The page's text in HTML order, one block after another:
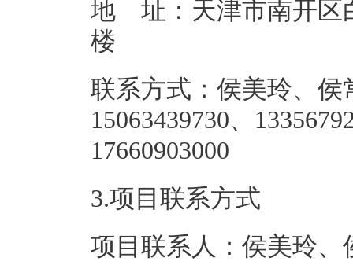
地 址：天津市南开区
联系方式：侯美玲、
15063439730、
3.项目联系方式
项目联系人：侯美玲